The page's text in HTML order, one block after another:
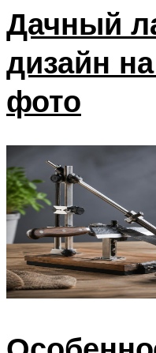
Дачный
дизайн
фото